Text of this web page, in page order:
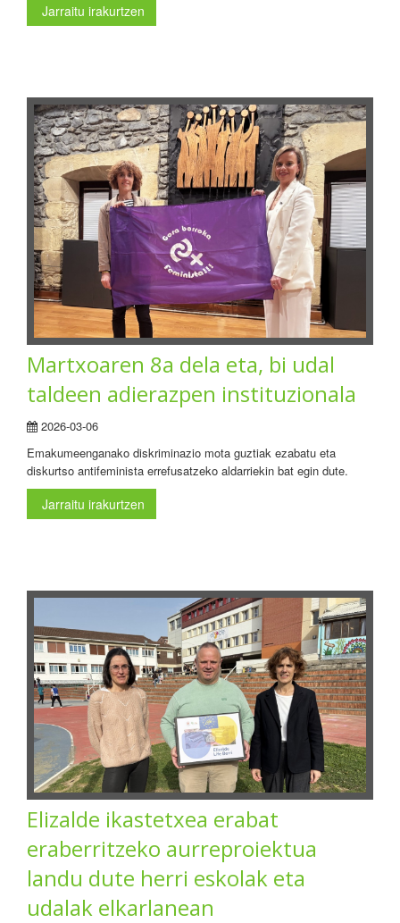
Jarraitu irakurtzen
Martxoaren 8a dela eta, bi udal
taldeen adierazpen instituzionala
2026-03-06
Emakumeenganako diskriminazio mota guztiak ezabatu eta
diskurtso antifeminista errefusatzeko aldarriekin bat egin dute.
Jarraitu irakurtzen
Elizalde ikastetxea erabat
eraberritzeko aurreproiektua
landu dute herri eskolak eta
udalak elkarlanean